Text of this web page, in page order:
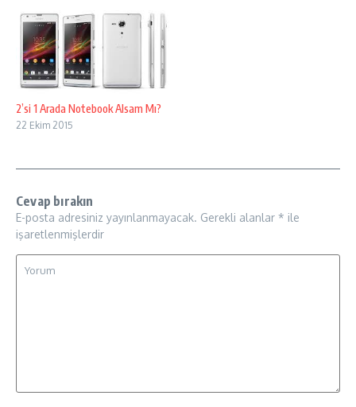
2’si 1 Arada Notebook Alsam Mı?
22 Ekim 2015
Cevap bırakın
E-posta adresiniz yayınlanmayacak. Gerekli alanlar * ile
işaretlenmişlerdir